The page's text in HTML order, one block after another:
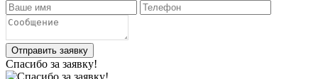
Отправить заявку
Спасибо за заявку!